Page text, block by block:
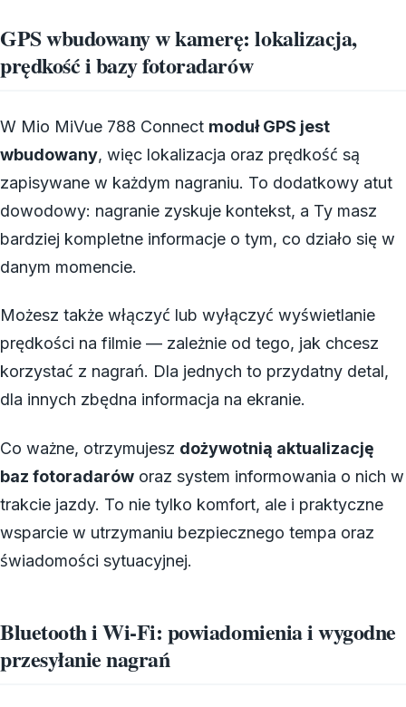
GPS wbudowany w kamerę: lokalizacja,
prędkość i bazy fotoradarów
W Mio MiVue 788 Connect moduł GPS jest
wbudowany, więc lokalizacja oraz prędkość są
zapisywane w każdym nagraniu. To dodatkowy atut
dowodowy: nagranie zyskuje kontekst, a Ty masz
bardziej kompletne informacje o tym, co działo się w
danym momencie.
Możesz także włączyć lub wyłączyć wyświetlanie
prędkości na filmie — zależnie od tego, jak chcesz
korzystać z nagrań. Dla jednych to przydatny detal,
dla innych zbędna informacja na ekranie.
Co ważne, otrzymujesz dożywotnią aktualizację
baz fotoradarów oraz system informowania o nich w
trakcie jazdy. To nie tylko komfort, ale i praktyczne
wsparcie w utrzymaniu bezpiecznego tempa oraz
świadomości sytuacyjnej.
Bluetooth i Wi‑Fi: powiadomienia i wygodne
przesyłanie nagrań